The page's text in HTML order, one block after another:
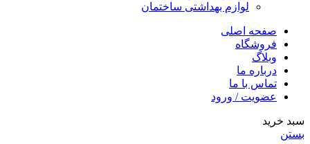
لوازم بهداشتی ساختمان
صفحه اصلی
فروشگاه
وبلاگ
درباره ما
تماس با ما
عضویت / ورود
سبد خرید
بستن